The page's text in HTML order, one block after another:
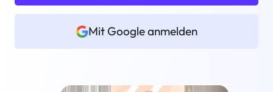
Mit Google anmelden